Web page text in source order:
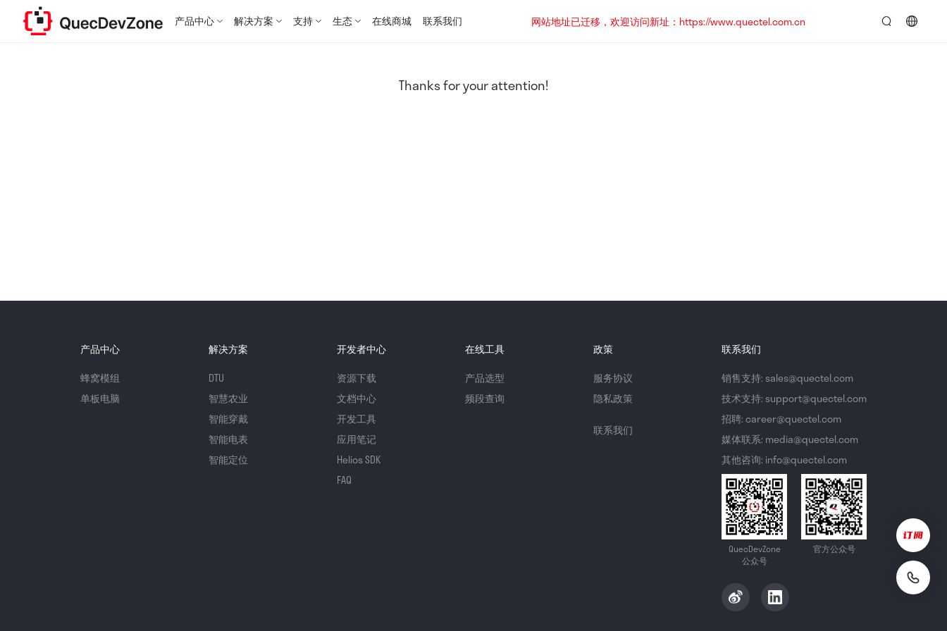
产品中心 解决方案 支持 生态 在线商城 联系我们
网站地址已迁移，欢迎访问新址：https://www.quectel.com.cn
Thanks for your attention!
产品中心
蜂窝模组
单板电脑
解决方案
DTU
智慧农业
智能穿戴
智能电表
智能定位
开发者中心
资源下载
文档中心
开发工具
应用笔记
Helios SDK
FAQ
在线工具
产品选型
频段查询
政策
服务协议
隐私政策
联系我们
联系我们
销售支持: sales@quectel.com
技术支持: support@quectel.com
招聘: career@quectel.com
媒体联系: media@quectel.com
其他咨询: info@quectel.com
QuecDevZone
公众号
官方公众号